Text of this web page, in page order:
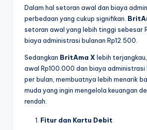
Dalam hal setoran awal dan biaya
perbedaan yang cukup signifikan.
setoran awal yang lebih tinggi sebesar
biaya administrasi bulanan Rp12.500.
Sedangkan BritAma X lebih
awal Rp100.000 dan biaya
per bulan, membuatnya lebih menarik
muda yang ingin mengelola keuangan
rendah.
Fitur dan Kartu Debit